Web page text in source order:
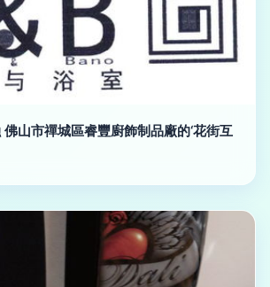
山市禪城區睿豐廚飾制品廠的‘花街互